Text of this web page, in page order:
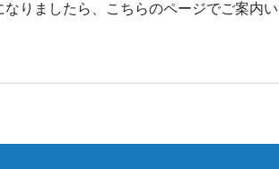
りましたら、こちらのページでご案内